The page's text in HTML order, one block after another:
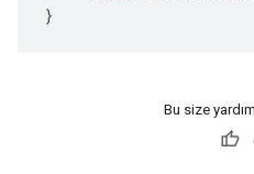
}
Bu size